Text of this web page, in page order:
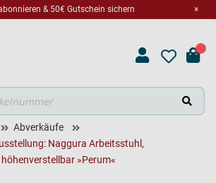
×
& 50€ Gutschein sichern
Abverkäufe
Naggura Arbeitsstuhl,
»Perum«